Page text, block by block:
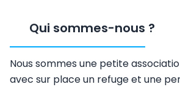
Qui sommes-nous ?
Nous sommes une petite
avec sur place un refuge et une